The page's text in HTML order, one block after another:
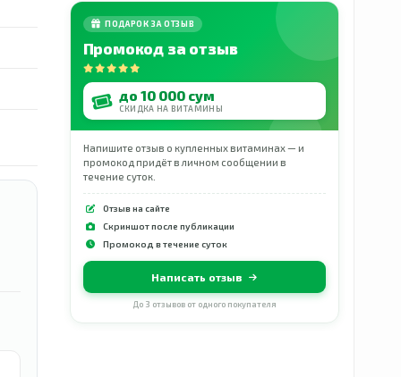
ПОДАРОК ЗА ОТЗЫВ
Промокод за отзыв
до 10 000 сум
СКИДКА НА ВИТАМИНЫ
Напишите отзыв о купленных витаминах — и
промокод придёт в личном сообщении в
течение суток.
Отзыв на сайте
Скриншот после публикации
Промокод в течение суток
Написать отзыв
До 3 отзывов от одного покупателя